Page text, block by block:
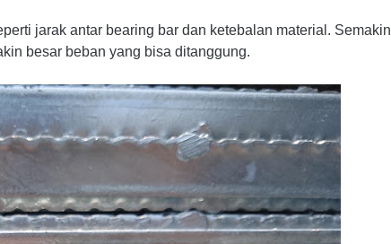
jarak antar bearing bar dan ketebalan material. Semakin
besar beban yang bisa ditanggung.